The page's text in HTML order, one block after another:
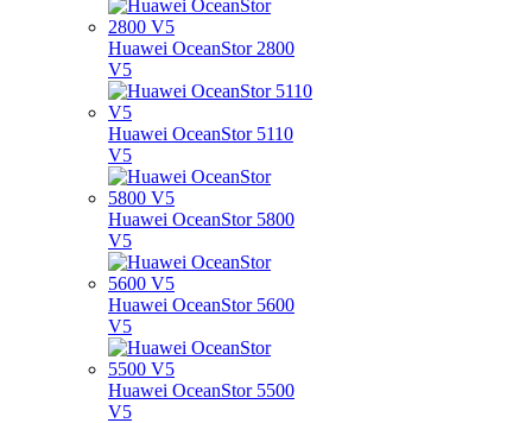
Huawei OceanStor 2800
V5
Huawei OceanStor 5110
V5
Huawei OceanStor 5800
V5
Huawei OceanStor 5600
V5
Huawei OceanStor 5500
V5